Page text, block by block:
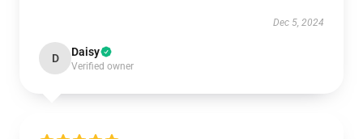
Dec 5, 2024
D Daisy
Verified owner